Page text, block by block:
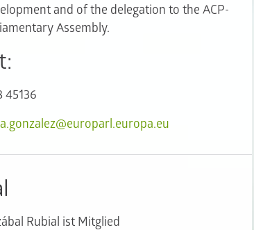
and of the delegation to the ACP-
Assembly.
45136
Rubial ist Mitglied